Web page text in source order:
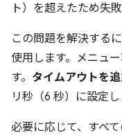
ト）を超えたため失敗
この問題を解決する
使用します。メニュ
す。 タイムアウトを
リ秒（6 秒）に設定し
必要に応じて、すべ